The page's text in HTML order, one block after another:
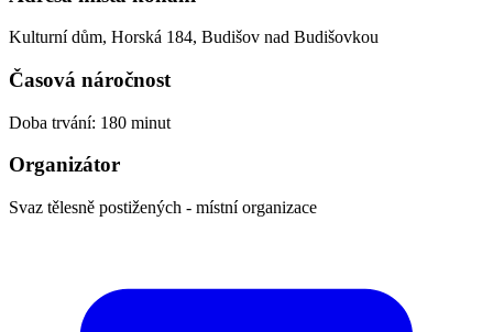
Kulturní dům, Horská 184, Budišov nad Budišovkou
Časová náročnost
Doba trvání: 180 minut
Organizátor
Svaz tělesně postižených - místní organizace